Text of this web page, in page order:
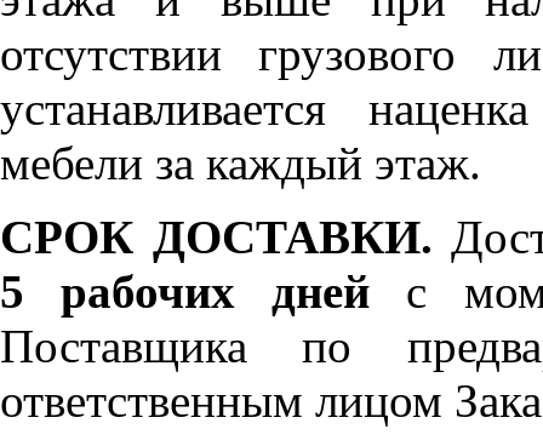
отсутствии грузового
устанавливается
мебели за каждый этаж.
СРОК ДОСТАВКИ.
5 рабочих дней с
Поставщика по
ответственным лицом